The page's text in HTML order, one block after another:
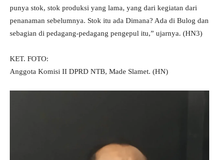
punya stok, stok produksi yang lama, yang dari kegiatan dari
penanaman sebelumnya. Stok itu ada Dimana? Ada di Bulog dan
sebagian di pedagang-pedagang pengepul itu,” ujarnya. (HN3)
KET. FOTO:
Anggota Komisi II DPRD NTB, Made Slamet. (HN)